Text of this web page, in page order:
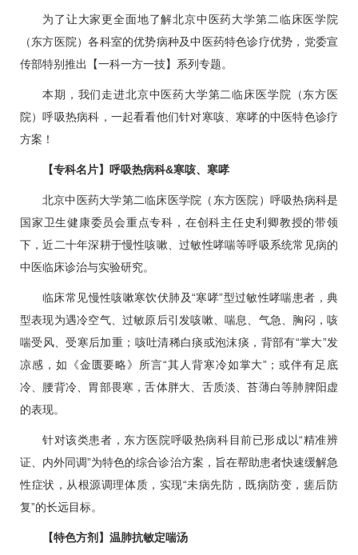
为了让大家更全面地了解北京中医药大学第二临床医学院
（东方医院）各科室的优势病种及中医药特色诊疗优势，党委宣
传部特别推出【一科一方一技】系列专题。
本期，我们走进北京中医药大学第二临床医学院（东方医
院）呼吸热病科 ，一起看看他们针对寒咳、寒哮的中医特色诊疗
方案！
【专科名片】 呼吸热病科&寒咳、寒哮
北京中医药大学第二临床医学院（东方医院） 呼吸热病科是
国家卫生健康委员会重点专科，在创科主任史利卿教授的带领
下，近二十年深耕于慢性咳嗽 、过敏性哮喘等呼吸系统常见病的
中医临床诊治与实验研究。
临床常见慢性咳嗽寒饮伏肺及“寒哮”型过敏性哮喘患者，典
型表现为遇冷空气、过敏原后引发咳嗽、喘息、气急、胸闷，咳
喘受风、受寒后加重；咳吐清稀白痰或泡沫痰，背部有“掌大”发
凉感，如《金匮要略》所言“其人背寒冷如掌大”；或伴有足底
冷、腰背冷、胃部畏寒，舌体胖大、舌质淡、苔薄白等肺脾阳虚
的表现。
针对该类患者，东方医院呼吸热病科目前已形成以“精准辨
证、内外同调”为特色的综合诊治方案，旨在帮助患者快速缓解急
性症状，从根源调理体质，实现“未病先防，既病防变，瘥后防
复”的长远目标。
【特色方剂】温肺抗敏定喘汤